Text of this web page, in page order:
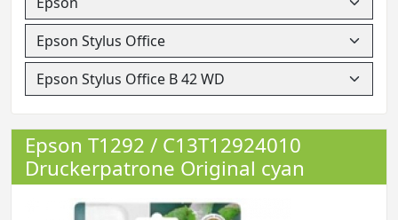
Epson T1292 / C13T12924010
Druckerpatrone Original cyan